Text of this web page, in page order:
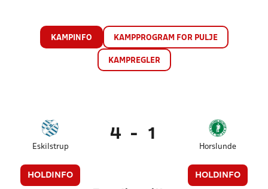
KAMPINFO KAMPPROGRAM FOR PULJE
KAMPREGLER
Eskilstrup
HOLDINFO
4 - 1
Horslunde
HOLDINFO